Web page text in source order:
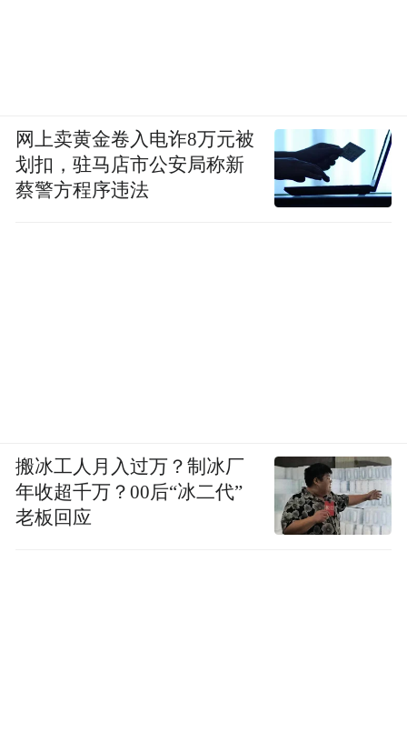
网上卖黄金卷入电诈8万元被
划扣，驻马店市公安局称新
蔡警方程序违法
搬冰工人月入过万？制冰厂
年收超千万？00后“冰二代”
老板回应